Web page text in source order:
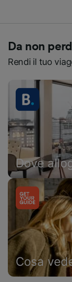
Da non
Rendi il tuo
Dove
Cosa